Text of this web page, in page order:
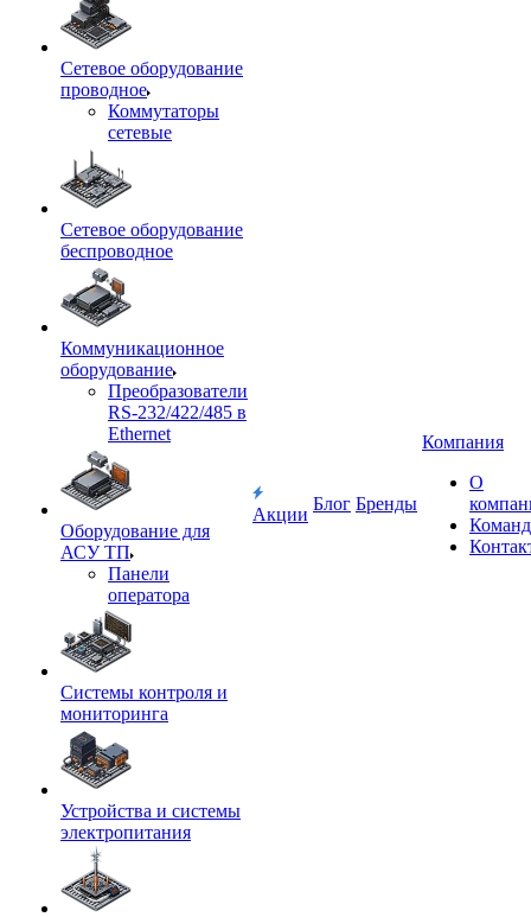
Сетевое оборудование
проводное
Коммутаторы
сетевые
Сетевое оборудование
беспроводное
Коммуникационное
оборудование
Преобразователи
RS-232/422/485 в
Ethernet
Оборудование для
АСУ ТП
Панели
оператора
Системы контроля и
мониторинга
Устройства и системы
электропитания
Акции
Блог Бренды
Компания
О